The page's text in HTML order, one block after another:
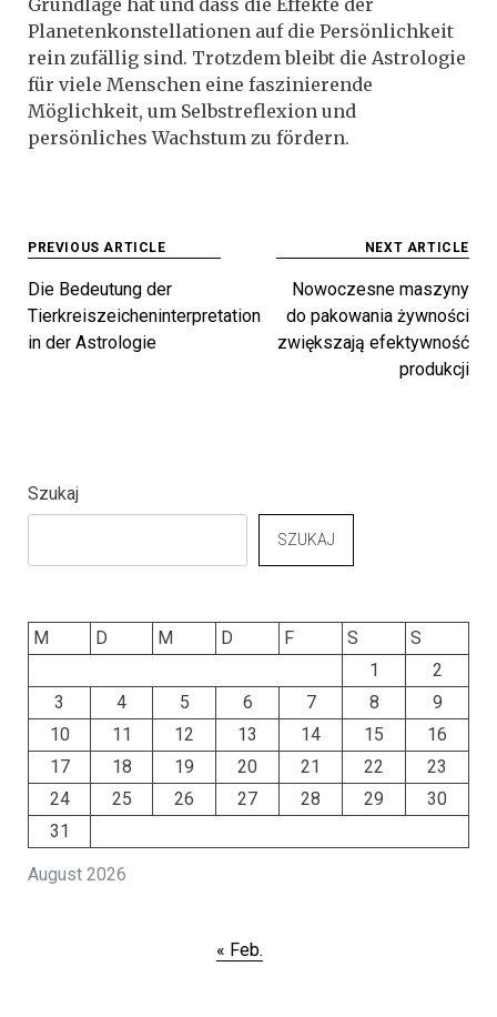
Planetenkonstellationen auf die Persönlichkeit
rein zufällig sind. Trotzdem bleibt die Astrologie
für viele Menschen eine faszinierende
Möglichkeit, um Selbstreflexion und
persönliches Wachstum zu fördern.
Beitragsnavigation
PREVIOUS ARTICLE
Die Bedeutung der
Tierkreiszeicheninterpretation
in der Astrologie
NEXT ARTICLE
Nowoczesne maszyny
do pakowania żywności
zwiększają efektywność
produkcji
Szukaj
SZUKAJ
August 2026
M D M D F S
S
1
2
3
4 5 6 7 8
9
10
11 12 13 14 15
16
17
18 19 20 21 22
23
24
25 26 27 28 29
30
31
« Feb.